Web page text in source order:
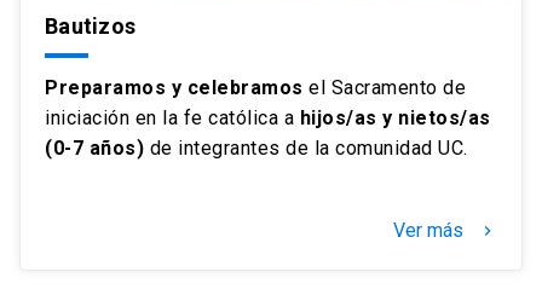
Bautizos
Preparamos y celebramos el Sacramento de
iniciación en la fe católica a hijos/as y nietos/as
(0-7 años) de integrantes de la comunidad UC.
Ver más keyboard_arrow_right